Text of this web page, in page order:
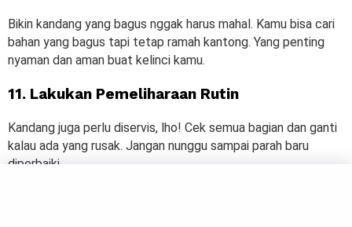
Bikin kandang yang bagus nggak harus mahal. Kamu bisa cari
bahan yang bagus tapi tetap ramah kantong. Yang penting
nyaman dan aman buat kelinci kamu.
11. Lakukan Pemeliharaan Rutin
Kandang juga perlu diservis, lho! Cek semua bagian dan ganti
kalau ada yang rusak. Jangan nunggu sampai parah baru
diperbaiki.